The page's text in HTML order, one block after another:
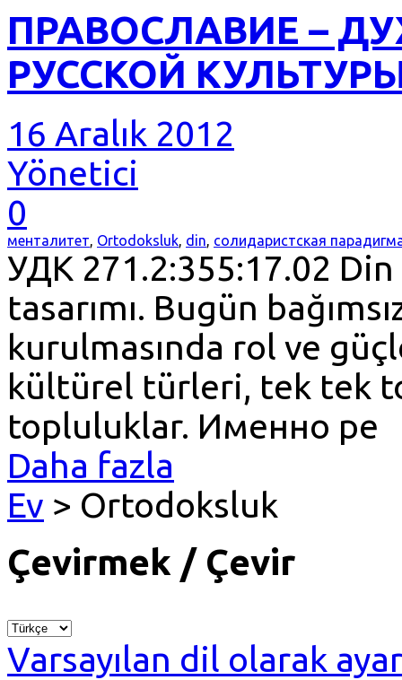
ПРАВОСЛАВИЕ –
РУССКОЙ
16 Aralık 2012
Yönetici
0
менталитет, Ortodoksluk, din, солидаристская
УДК 271.2:355:17.02
tasarımı. Bugün
kurulmasında rol ve
kültürel türleri, tek tek
topluluklar. Именно ре
Daha fazla
Ev > Ortodoksluk
Çevirmek / Çevir
Varsayılan dil olarak